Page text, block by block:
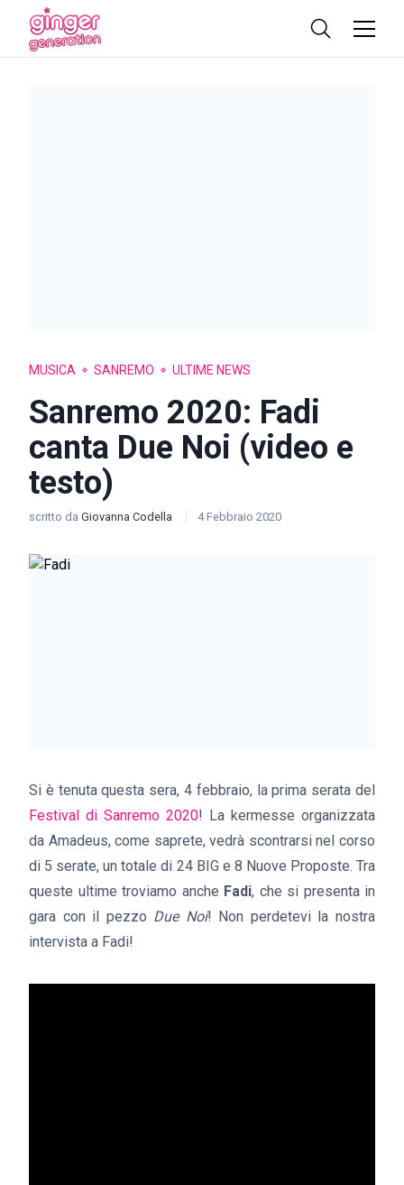
MUSICA SANREMO ULTIME NEWS
Sanremo 2020: Fadi
canta Due Noi (video e
testo)
scritto da Giovanna Codella 4 Febbraio 2020
Si è tenuta questa sera, 4 febbraio, la prima serata del
Festival di Sanremo 2020! La kermesse organizzata
da Amadeus, come saprete, vedrà scontrarsi nel corso
di 5 serate, un totale di 24 BIG e 8 Nuove Proposte. Tra
queste ultime troviamo anche Fadi, che si presenta in
gara con il pezzo Due Noi! Non perdetevi la nostra
intervista a Fadi!